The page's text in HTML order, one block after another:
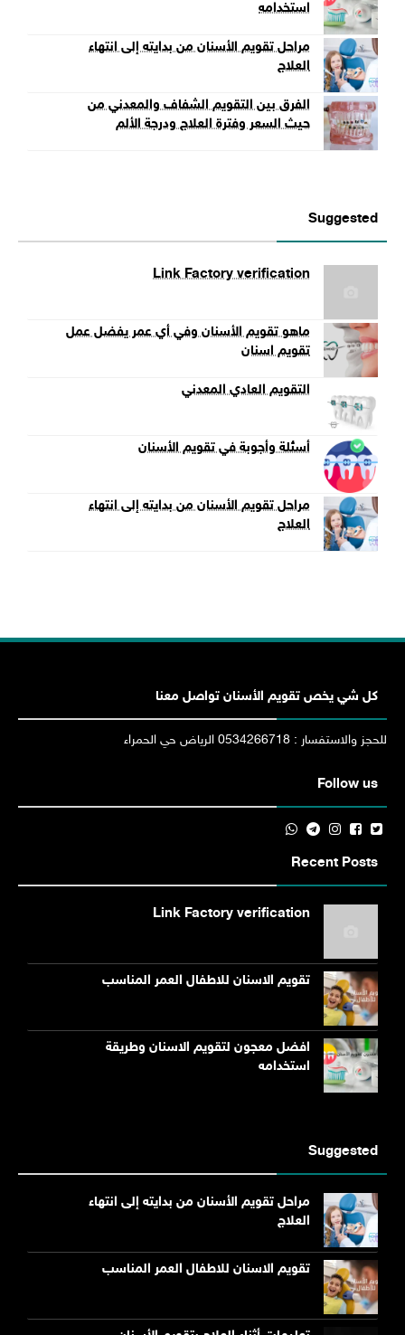
استخدامه
مراحل تقويم الأسنان من بدايته إلى انتهاء
العلاج
الفرق بين التقويم الشفاف والمعدني من
حيث السعر وفترة العلاج ودرجة الألم
Suggested
Link Factory verification
ماهو تقويم الأسنان وفي أي عمر يفضل عمل
تقويم اسنان
التقويم العادي المعدني
أسئلة وأجوبة في تقويم الأسنان
مراحل تقويم الأسنان من بدايته إلى انتهاء
العلاج
كل شي يخص تقويم الأسنان تواصل معنا
للحجز والاستفسار : 0534266718 الرياض حي الحمراء
Follow us
Recent Posts
Link Factory verification
تقويم الاسنان للاطفال العمر المناسب
افضل معجون لتقويم الاسنان وطريقة
استخدامه
Suggested
مراحل تقويم الأسنان من بدايته إلى انتهاء
العلاج
تقويم الاسنان للاطفال العمر المناسب